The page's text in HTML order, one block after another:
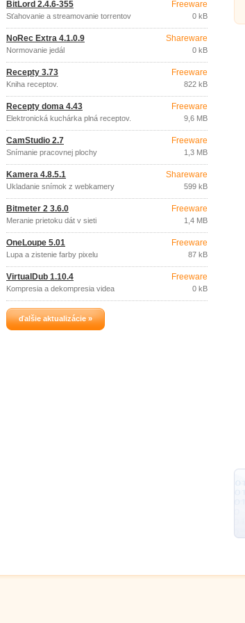
BitLord 2.4.6-355
Sťahovanie a streamovanie torrentov
Freeware
0 kB
NoRec Extra 4.1.0.9
Normovanie jedál
Shareware
0 kB
Recepty 3.73
Kniha receptov.
Freeware
822 kB
Recepty doma 4.43
Elektronická kuchárka plná receptov.
Freeware
9,6 MB
CamStudio 2.7
Snímanie pracovnej plochy
Freeware
1,3 MB
Kamera 4.8.5.1
Ukladanie snímok z webkamery
Shareware
599 kB
Bitmeter 2 3.6.0
Meranie prietoku dát v sieti
Freeware
1,4 MB
OneLoupe 5.01
Lupa a zistenie farby pixelu
Freeware
87 kB
VirtualDub 1.10.4
Kompresia a dekompresia videa
Freeware
0 kB
ďalšie aktualizácie »